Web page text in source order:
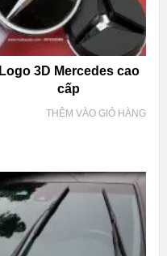
Logo 3D Mercedes cao
cấp
THÊM VÀO GIỎ HÀNG